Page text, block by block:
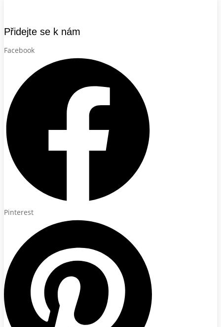
Přidejte se k nám
Facebook
Pinterest